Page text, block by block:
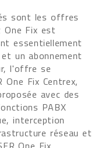
sont les offres
One Fix est
essentiellement
un abonnement
l'offre se
Fix Centrex,
avec des
PABX
interception
réseau et